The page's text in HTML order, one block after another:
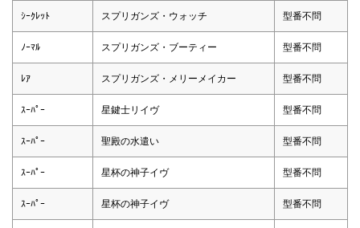
ｼｰｸﾚｯﾄ スプリガンズ・ウォッチ 型番不問
ﾉｰﾏﾙ スプリガンズ・ブーティー 型番不問
ﾚｱ スプリガンズ・メリーメイカー 型番不問
ｽｰﾊﾟｰ 星鍵士リイヴ 型番不問
ｽｰﾊﾟｰ 聖殿の水遣い 型番不問
ｽｰﾊﾟｰ 星杯の神子イヴ 型番不問
ｽｰﾊﾟｰ 星杯の神子イヴ 型番不問